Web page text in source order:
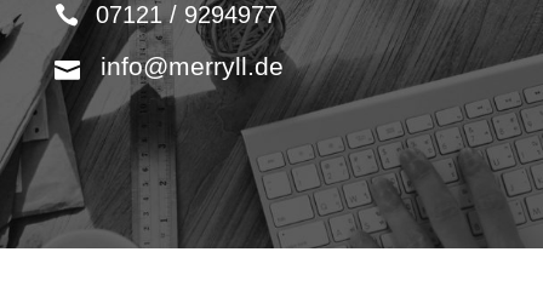
07121 / 9294977
info@merryll.de